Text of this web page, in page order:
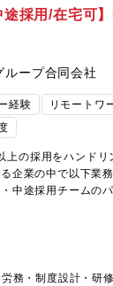
在宅勤務、1日7時
度があり、月間平
ザーを含む社員が
に運用されています
の事業・業務に深く
流工程も関係者と
・グループの事業
務を通じて、業務
ます。・企画、要
携わることができ
善を推進する経験
くの関係者と円滑
ケーションの開発
分析し、改善提案
レポートを活用し
変更の範囲 会社の
jp/ja/careers/
途採用/在宅可
ループ合同会社
経験
リモートワ
の採用をハンドリ
企業の中で以下業
中途採用チームの
ング・採用エージ
・事業部との連携
ャーとマネージャ
サポート・中途採
務・制度設計・研